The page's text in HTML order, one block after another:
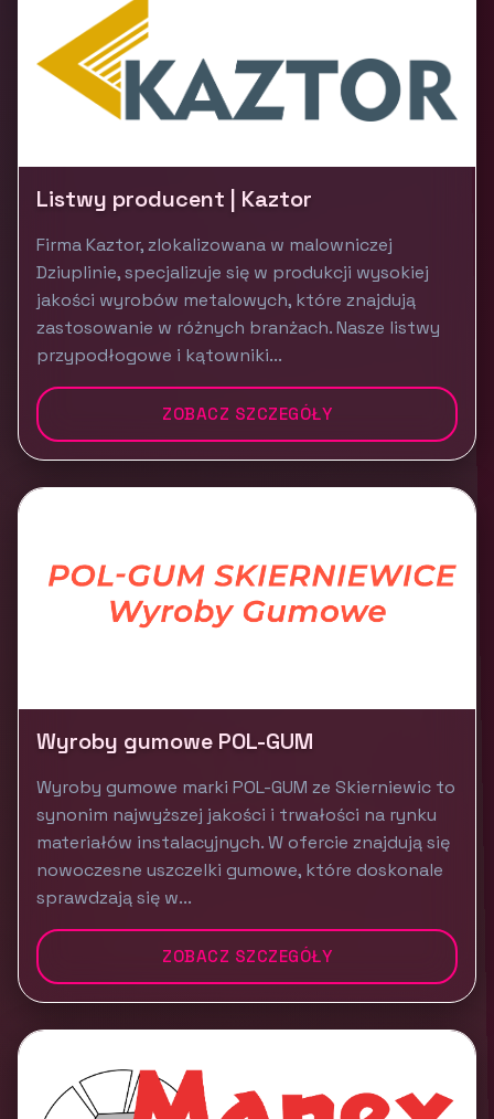
Listwy producent | Kaztor
Firma Kaztor, zlokalizowana w malowniczej
Dziuplinie, specjalizuje się w produkcji wysokiej
jakości wyrobów metalowych, które znajdują
zastosowanie w różnych branżach. Nasze listwy
przypodłogowe i kątowniki...
ZOBACZ SZCZEGÓŁY
Wyroby gumowe POL-GUM
Wyroby gumowe marki POL-GUM ze Skierniewic to
synonim najwyższej jakości i trwałości na rynku
materiałów instalacyjnych. W ofercie znajdują się
nowoczesne uszczelki gumowe, które doskonale
sprawdzają się w...
ZOBACZ SZCZEGÓŁY